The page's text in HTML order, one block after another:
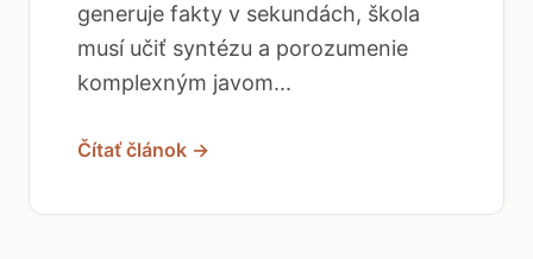
generuje fakty v sekundách, škola
musí učiť syntézu a porozumenie
komplexným javom...
Čítať článok →